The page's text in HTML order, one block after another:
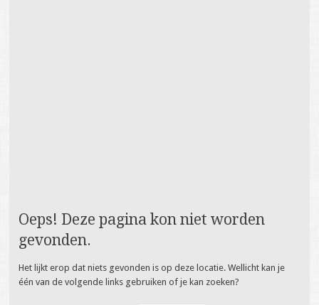
Oeps! Deze pagina kon niet worden
gevonden.
Het lijkt erop dat niets gevonden is op deze locatie. Wellicht kan je
één van de volgende links gebruiken of je kan zoeken?